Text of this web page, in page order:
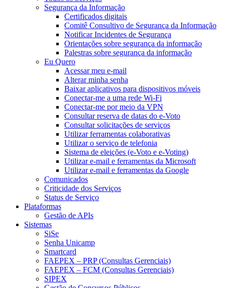
Segurança da Informação
Certificados digitais
Comitê Consultivo de Segurança da Informação
Notificar Incidentes de Segurança
Orientações sobre segurança da informação
Palestras sobre segurança da informação
Eu Quero
Acessar meu e-mail
Alterar minha senha
Baixar aplicativos para dispositivos móveis
Conectar-me a uma rede Wi-Fi
Conectar-me por meio da VPN
Consultar reserva de datas do e-Voto
Consultar solicitações de serviços
Utilizar ferramentas colaborativas
Utilizar o serviço de telefonia
Sistema de eleições (e-Voto e e-Voting)
Utilizar e-mail e ferramentas da Microsoft
Utilizar e-mail e ferramentas da Google
Comunicados
Criticidade dos Serviços
Status de Serviço
Plataformas
Gestão de APIs
Sistemas
SiSe
Senha Unicamp
Smartcard
FAEPEX – PRP (Consultas Gerenciais)
FAEPEX – FCM (Consultas Gerenciais)
SIPEX